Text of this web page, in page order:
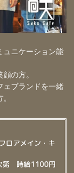
ュニケーション能
の方。
ェブランドを一緒
ロアメイン・キ
第 時給1100円